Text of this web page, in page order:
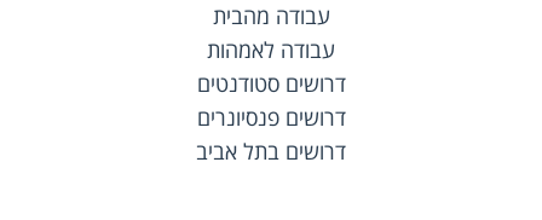
עבודה מהבית
עבודה לאמהות
דרושים סטודנטים
דרושים פנסיונרים
דרושים בתל אביב